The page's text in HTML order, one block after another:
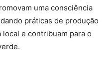
uma consciência
práticas de produção
e contribuam para o